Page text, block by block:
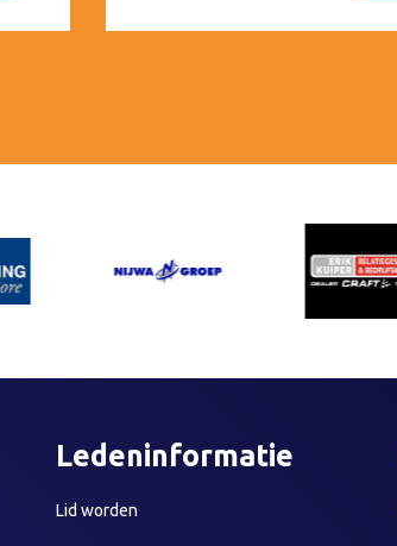
Ledeninformatie
Lid worden